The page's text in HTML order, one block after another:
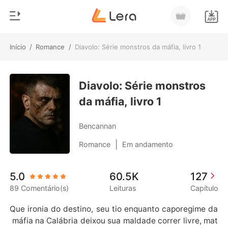
Início / Romance / Diavolo: Série monstros da máfia, livro 1
Loja
Histórico
Baixar App
Gênero
Moderno
Lobisomem
Bilionários
Diavolo: Série monstros
da máfia, livro 1
Bencannan
Romance Em andamento
5.0
89 Comentário(s)
60.5K
Leituras
127
Capítulo
Que ironia do destino, seu tio enquanto caporegime da
máfia na Calábria deixou sua maldade correr livre, mat